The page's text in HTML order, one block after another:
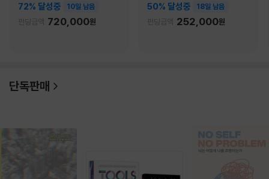
72% 달성중 10일 남음
펀딩금액 720,000원
50% 달성중 18일 남음
펀딩금액 252,000원
단독판매